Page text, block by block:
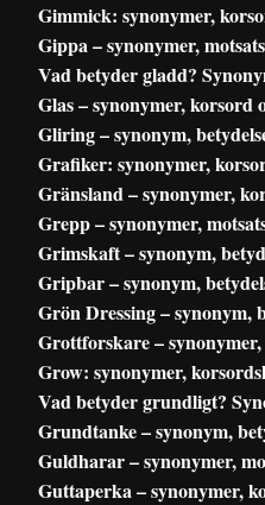
Gimmick: synonymer,
Gippa – synonymer,
Vad betyder gladd?
Glas – synonymer, korsord
Gliring – synonym,
Grafiker: synonymer,
Gränsland – synonymer,
Grepp – synonymer,
Grimskaft – synonym,
Gripbar – synonym,
Grön Dressing – synonym,
Grottforskare –
Grow: synonymer,
Vad betyder grundligt?
Grundtanke – synonym,
Guldharar – synonymer,
Guttaperka – synonymer,